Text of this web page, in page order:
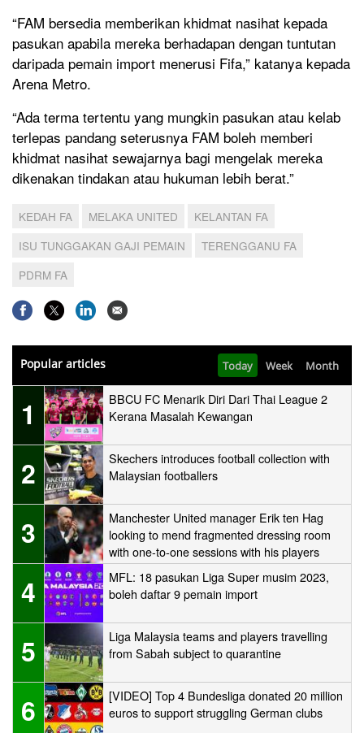
“FAM bersedia memberikan khidmat nasihat kepada
pasukan apabila mereka berhadapan dengan tuntutan
daripada pemain import menerusi Fifa,” katanya kepada
Arena Metro.
“Ada terma tertentu yang mungkin pasukan atau kelab
terlepas pandang seterusnya FAM boleh memberi
khidmat nasihat sewajarnya bagi mengelak mereka
dikenakan tindakan atau hukuman lebih berat.”
KEDAH FA MELAKA UNITED
KELANTAN FA
ISU TUNGGAKAN GAJI PEMAIN
TERENGGANU FA
PDRM FA
Popular articles Today Week Month
1
BBCU FC Menarik Diri Dari Thai League 2
Kerana Masalah Kewangan
2
Skechers introduces football collection with
Malaysian footballers
3
Manchester United manager Erik ten Hag
looking to mend fragmented dressing room
with one-to-one sessions with his players
4
MFL: 18 pasukan Liga Super musim 2023,
boleh daftar 9 pemain import
5
Liga Malaysia teams and players travelling
from Sabah subject to quarantine
6
[VIDEO] Top 4 Bundesliga donated 20 million
euros to support struggling German clubs